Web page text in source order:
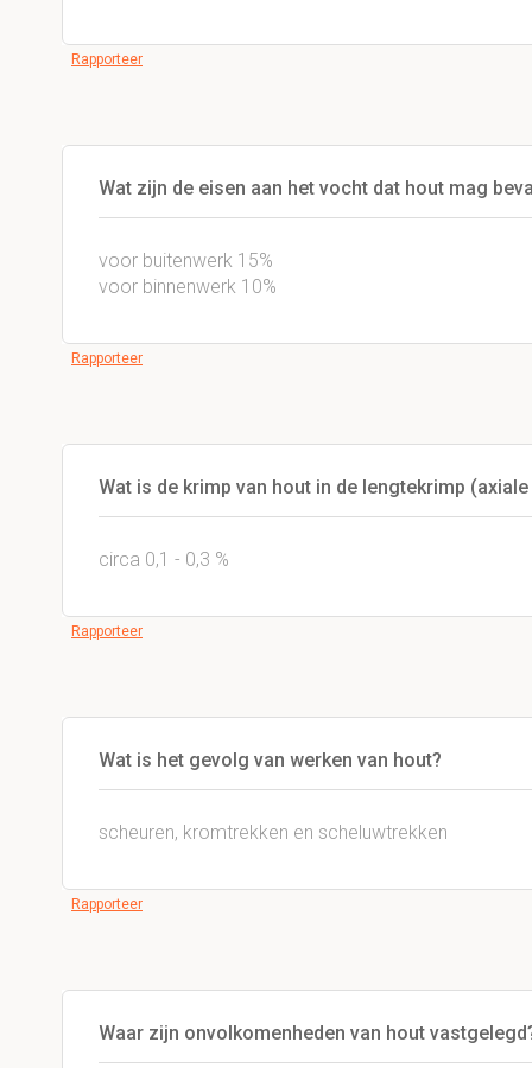
Rapporteer
Wat zijn de eisen aan het vocht dat hout mag
voor buitenwerk 15%
voor binnenwerk 10%
Rapporteer
Wat is de krimp van hout in de lengtekrimp
circa 0,1 - 0,3 %
Rapporteer
Wat is het gevolg van werken van hout?
scheuren, kromtrekken en scheluwtrekken
Rapporteer
Waar zijn onvolkomenheden van hout